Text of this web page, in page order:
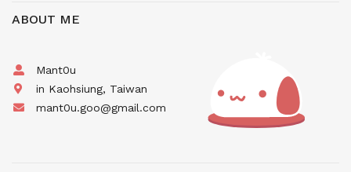
ABOUT ME
Mant0u
in Kaohsiung, Taiwan
mant0u.goo@gmail.com